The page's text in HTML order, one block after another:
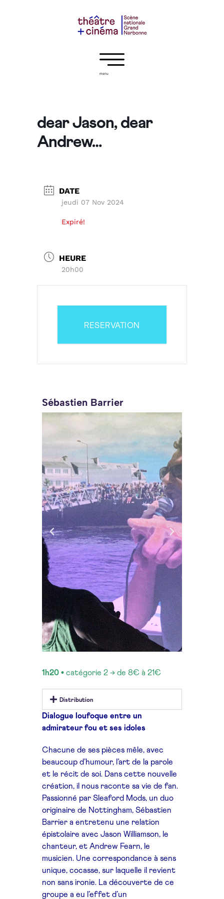
menu
dear Jason, dear
Andrew…
DATE
jeudi 07 Nov 2024
Expiré!
HEURE
20h00
RESERVATION
Sébastien Barrier
1h20 • catégorie 2 → de 8€ à 21€
Distribution
Dialogue loufoque entre un
admirateur fou et ses idoles
Chacune de ses pièces mêle, avec
beaucoup d’humour, l’art de la parole
et le récit de soi. Dans cette nouvelle
création, il nous raconte sa vie de fan.
Passionné par Sleaford Mods, un duo
originaire de Nottingham, Sébastien
Barrier a entretenu une relation
épistolaire avec Jason Williamson, le
chanteur, et Andrew Fearn, le
musicien. Une correspondance à sens
unique, cocasse, sur laquelle il revient
non sans ironie. La découverte de ce
groupe a eu l’effet d’un